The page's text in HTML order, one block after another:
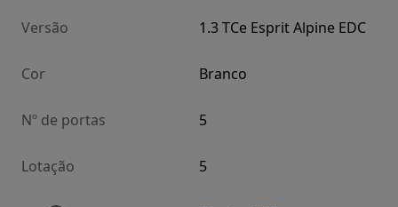
Versão 1.3 TCe Esprit Alpine EDC
Cor Branco
Nº de portas 5
Lotação 5